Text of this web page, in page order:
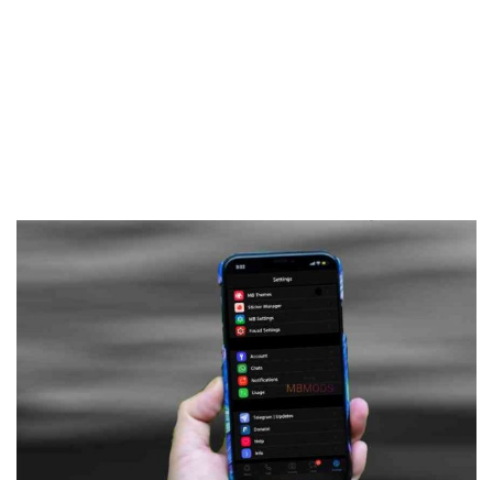
Frankenstein45.Com